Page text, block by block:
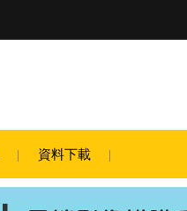
資料下載